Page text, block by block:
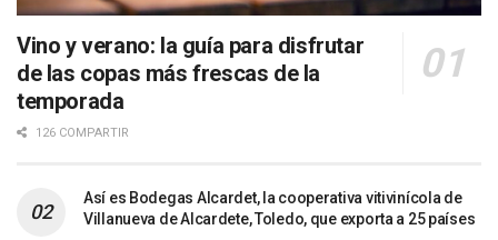
Vino y verano: la guía para disfrutar
de las copas más frescas de la
temporada
126 COMPARTIR
Así es Bodegas Alcardet, la cooperativa vitivinícola de
Villanueva de Alcardete, Toledo, que exporta a 25 países